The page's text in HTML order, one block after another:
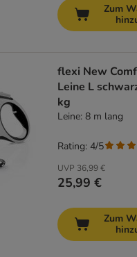
Zum
flexi New
Leine L
kg
Leine: 8 m lang
UVP 36,99 €
25,99 €
Rating: 4/5
Zum